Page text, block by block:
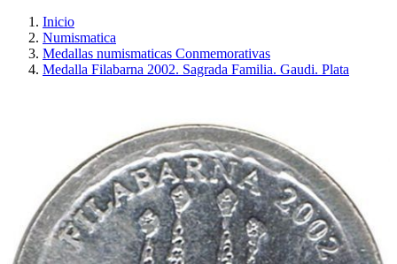
Inicio
Numismatica
Medallas numismaticas Conmemorativas
Medalla Filabarna 2002. Sagrada Familia. Gaudi. Plata